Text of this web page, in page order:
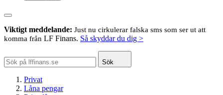
Viktigt meddelande: Just nu cirkulerar falska sms som ser ut att
komma från LF Finans. Så skyddar du dig >
Sök
Privat
Låna pengar